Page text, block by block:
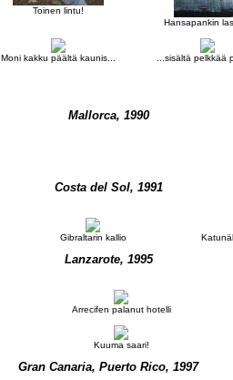
Toinen lintu!
Hansapankin
Moni kakku päältä kaunis... ...sisältä pelkkää
Mallorca, 1990
Costa del Sol, 1991
Gibraltarin kallio
Lanzarote, 1995
Arrecifen palanut hotelli
Kuuma saari!
Gran Canaria, Puerto Rico, 1997